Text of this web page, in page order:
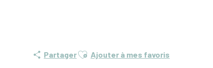
PartagerAjouter aux favoris
Ajouter à mes favoris